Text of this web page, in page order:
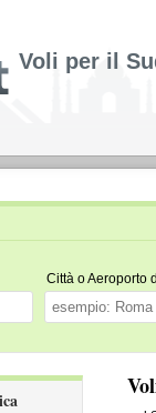
Voli per il
Città o Aeroporto